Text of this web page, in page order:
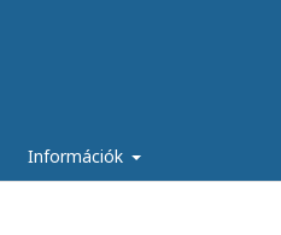
Információk